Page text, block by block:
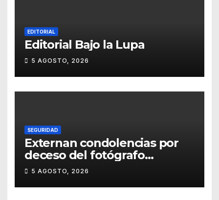
EDITORIAL
Editorial Bajo la Lupa
5 AGOSTO, 2026
SEGURIDAD
Externan condolencias por
deceso del fotógrafo
Emmanuel Montero
5 AGOSTO, 2026